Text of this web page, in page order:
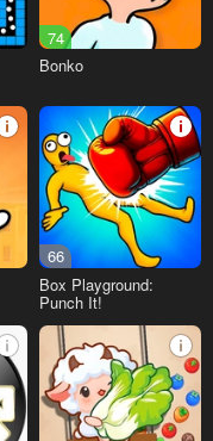
74
Bonko
66
Box Playground:
Punch It!